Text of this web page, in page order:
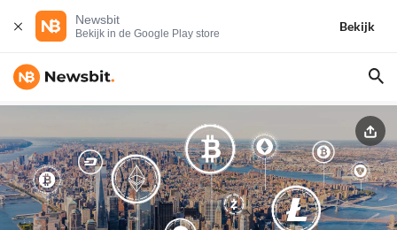
Newsbit
Bekijk in de Google Play store
Bekijk